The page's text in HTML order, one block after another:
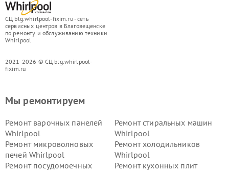
СЦ blg.whirlpool-fixim.ru - сеть
сервисных центров в Благовещенске
по ремонту и обслуживанию техники
Whirlpool
2021-2026 © СЦ blg.whirlpool-
fixim.ru
Мы ремонтируем
Ремонт варочных панелей
Whirlpool
Ремонт стиральных машин
Whirlpool
Ремонт микроволновых
печей Whirlpool
Ремонт холодильников
Whirlpool
Ремонт посудомоечных
Ремонт кухонных плит